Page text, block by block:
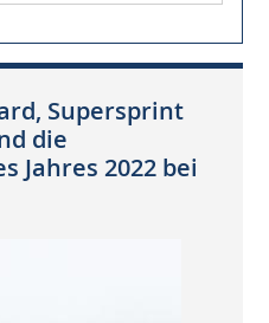
Supersprint
die
Jahres 2022 bei